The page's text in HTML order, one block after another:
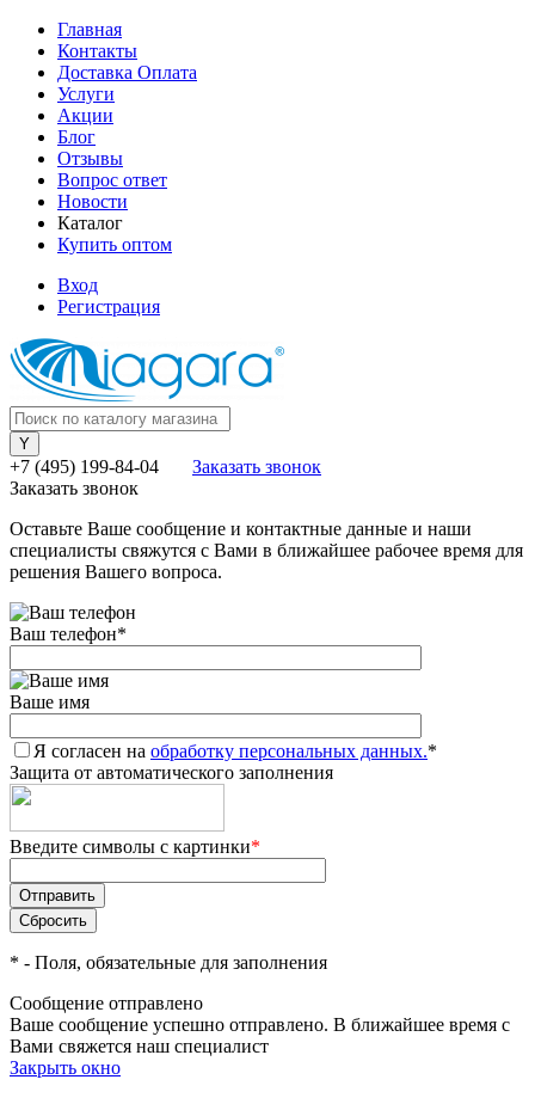
Главная
Контакты
Доставка Оплата
Услуги
Акции
Блог
Отзывы
Вопрос ответ
Новости
Каталог
Купить оптом
Вход
Регистрация
+7 (495) 199-84-04
Заказать звонок
Заказать звонок
Оставьте Ваше сообщение и контактные данные и наши
специалисты свяжутся с Вами в ближайшее рабочее время для
решения Вашего вопроса.
Ваш телефон*
Ваше имя
Я согласен на обработку персональных данных.*
Защита от автоматического заполнения
Введите символы с картинки*
* - Поля, обязательные для заполнения
Сообщение отправлено
Ваше сообщение успешно отправлено. В ближайшее время с
Вами свяжется наш специалист
Закрыть окно